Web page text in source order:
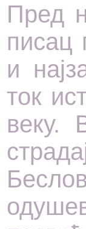
Пред
писац
и
ток
веку.